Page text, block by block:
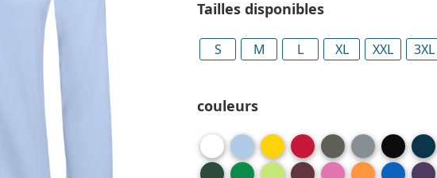
Tailles disponibles
S M L XL XXL 3XL
couleurs